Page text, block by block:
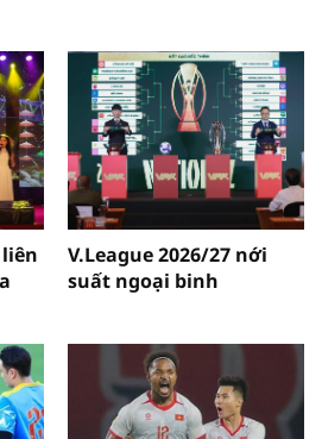
V.League 2026/27 nới
suất ngoại binh